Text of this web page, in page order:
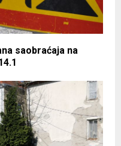
saobraćaja na